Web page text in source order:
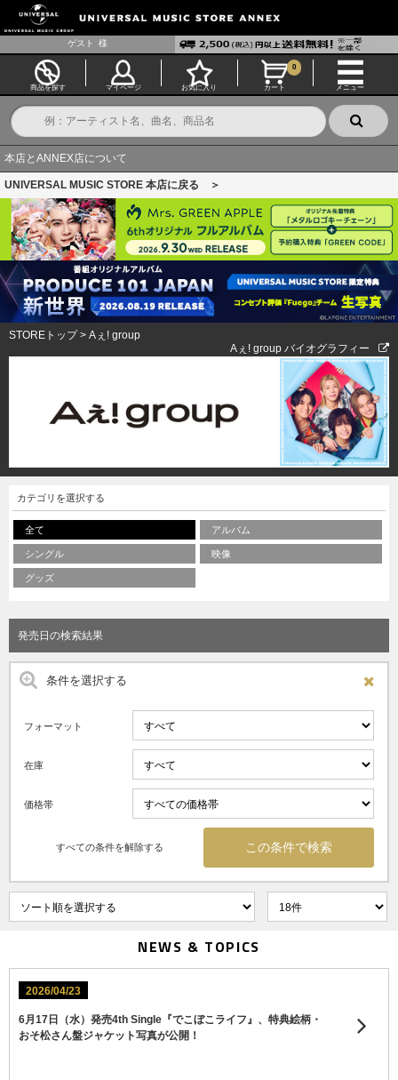
ゲスト 様
商品を探す マイページ お気に入り カート
0
メニュー
本店とANNEX店について
UNIVERSAL MUSIC STORE 本店に戻る ＞
STOREトップ> Aぇ! group
Aぇ! group バイオグラフィー
カテゴリを選択する
全て アルバム
シングル 映像
グッズ
発売日の検索結果
条件を選択する
フォーマット
在庫
価格帯
すべての条件を解除する
NEWS & TOPICS
2026/04/23
6月17日（水）発売4th Single『でこぼこライフ』、特典絵柄・
おそ松さん盤ジャケット写真が公開！